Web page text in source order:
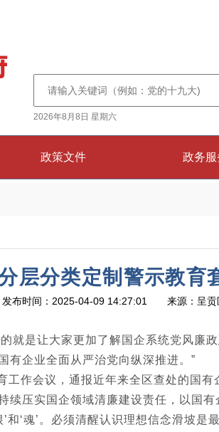
2026年8月8日 星期六
政策文件 政务服
层分类定制警示教育
发布时间：2025-04-09 14:27:01 来源：呈贡
就是让大家更加了解国企系统党风廉
有企业全面从严治党向纵深推进。”
作会议，通报近年来全区查处的国
压实国企领域清廉建设责任，以国有
和‘魂’。必须清醒认识理想信念滑坡